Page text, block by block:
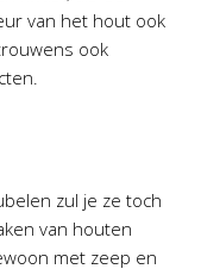
van het hout ook
ook
zul je ze toch
van houten
met zeep en